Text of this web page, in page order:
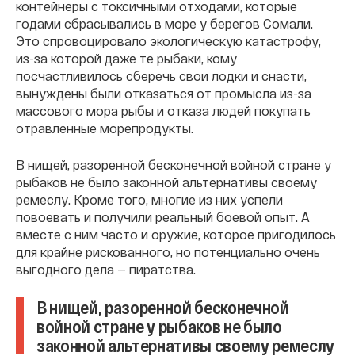
контейнеры с токсичными отходами, которые
годами сбрасывались в море у берегов Сомали.
Это спровоцировало экологическую катастрофу,
из-за которой даже те рыбаки, кому
посчастливилось сберечь свои лодки и снасти,
вынуждены были отказаться от промысла из-за
массового мора рыбы и отказа людей покупать
отравленные морепродукты.
В нищей, разоренной бесконечной войной стране у
рыбаков не было законной альтернативы своему
ремеслу. Кроме того, многие из них успели
повоевать и получили реальный боевой опыт. А
вместе с ним часто и оружие, которое пригодилось
для крайне рискованного, но потенциально очень
выгодного дела — пиратства.
В нищей, разоренной бесконечной
войной стране у рыбаков не было
законной альтернативы своему ремеслу